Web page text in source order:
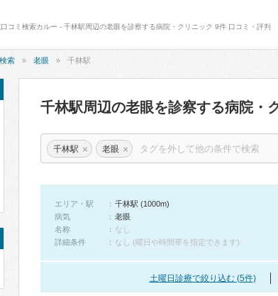
コミ検索カルー - 千林駅周辺の老眼を診察する病院・クリニック 9件 口コミ・評判
索 老眼 千林駅
千林駅周辺の老眼を診察する病院・
千林駅 × 老眼 ×
エリア・駅
千林駅 (1000m)
病気
老眼
名称
なし
詳細条件
なし (曜日や時間帯を指定できます)
土曜日診療で絞り込む (5件)